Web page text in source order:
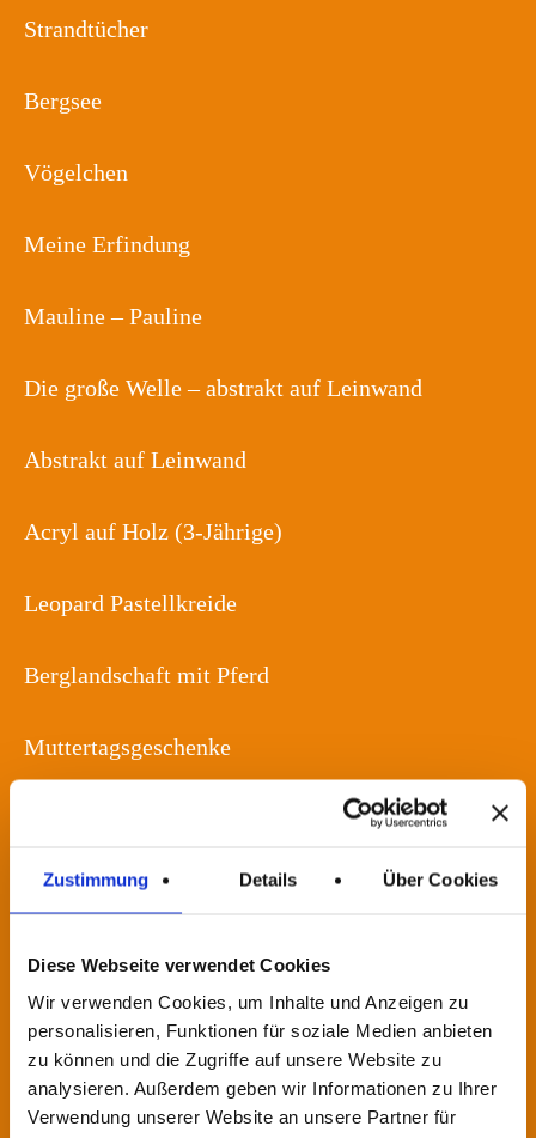
Zustimmung Details Über Cookies
Diese Webseite verwendet Cookies
Wir verwenden Cookies, um Inhalte und Anzeigen zu
personalisieren, Funktionen für soziale Medien anbieten
zu können und die Zugriffe auf unsere Website zu
analysieren. Außerdem geben wir Informationen zu Ihrer
Verwendung unserer Website an unsere Partner für
Strandtücher
Bergsee
Vögelchen
Meine Erfindung
Mauline – Pauline
Die große Welle – abstrakt auf Leinwand
Abstrakt auf Leinwand
Acryl auf Holz (3-Jährige)
Leopard Pastellkreide
Berglandschaft mit Pferd
Muttertagsgeschenke
U-Boot
Clown Salzteig
Kleine Hände in Acryl
Tigerkatze